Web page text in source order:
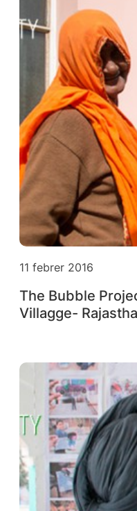
11 febrer 2016
The Bubble
Villagge-